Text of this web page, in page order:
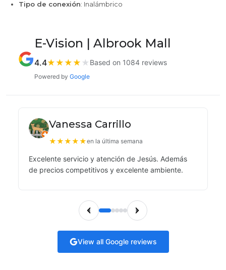
Tipo de conexión: Inalámbrico
E-Vision | Albrook Mall
4.4★ ★ ★ ★ ★ Based on 1084 reviews
Powered by Google
Vanessa Carrillo
★★★★★en la última semana
Excelente servicio y atención de Jesús. Además
de precios competitivos y excelente ambiente.
View all Google reviews